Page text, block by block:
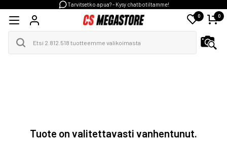
Tarvitsetko apua? - Kysy chatbotiltamme!
0 0
Tuote on valitettavasti vanhentunut.